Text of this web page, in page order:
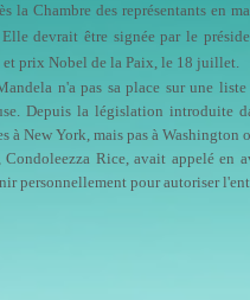
la Chambre des représentants en
devrait être signée par le
et prix Nobel de la Paix, le 18 juillet.
n'a pas sa place sur une
Depuis la législation introduite
à New York, mais pas à Washington
Condoleezza Rice, avait appelé
personnellement pour autoriser